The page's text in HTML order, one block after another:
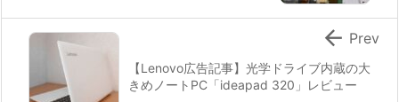
【Lenovo広告記事】光学ドライブ内蔵の大
きめノートPC「ideapad 320」レビュー
 Prev